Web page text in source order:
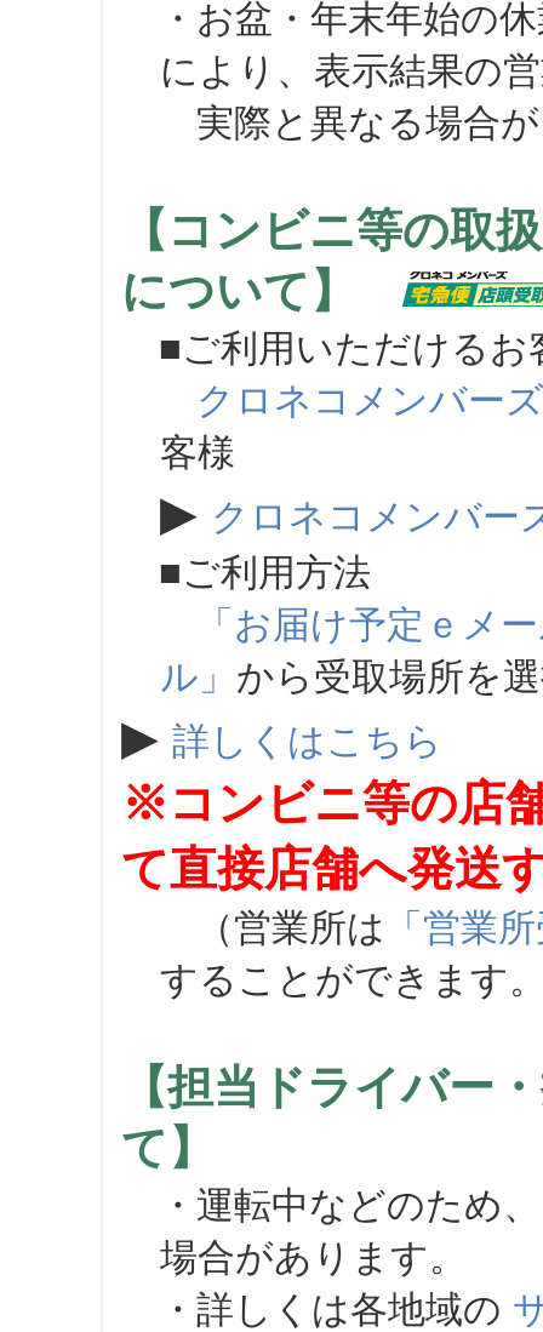
・お盆・年末年始の
により、表示結果の
実際と異なる場合が
【コンビニ等の取
について】
■ご利用いただけるお
クロネコメンバーズ
客様
▶ クロネコメンバー
■ご利用方法
「お届け予定ｅメ
ル」 から受取場所を
▶ 詳しくはこちら
※コンビニ等の店
て直接店舗へ発送
（営業所は 「営業
することができます
【担当ドライバー
て】
・運転中などのため
場合があります。
・詳しくは各地域の